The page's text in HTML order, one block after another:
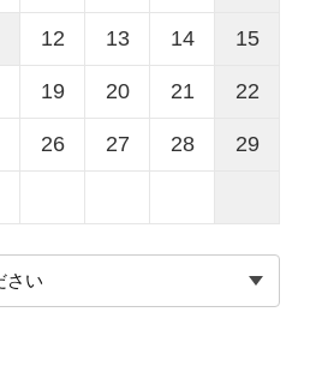
12 13 14 15
19 20 21 22
26 27 28 29